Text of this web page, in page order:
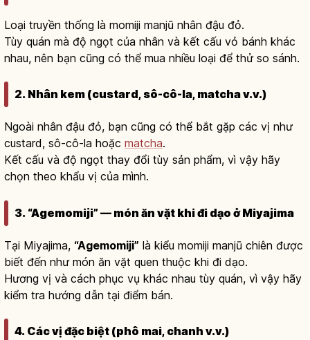
Loại truyền thống là momiji manjū nhân đậu đỏ.
Tùy quán mà độ ngọt của nhân và kết cấu vỏ bánh khác
nhau, nên bạn cũng có thể mua nhiều loại để thử so sánh.
2. Nhân kem (custard, sô-cô-la, matcha v.v.)
Ngoài nhân đậu đỏ, bạn cũng có thể bắt gặp các vị như
custard, sô-cô-la hoặc matcha.
Kết cấu và độ ngọt thay đổi tùy sản phẩm, vì vậy hãy
chọn theo khẩu vị của mình.
3. “Agemomiji” — món ăn vặt khi đi dạo ở Miyajima
Tại Miyajima, “Agemomiji” là kiểu momiji manjū chiên được
biết đến như món ăn vặt quen thuộc khi đi dạo.
Hương vị và cách phục vụ khác nhau tùy quán, vì vậy hãy
kiểm tra hướng dẫn tại điểm bán.
4. Các vị đặc biệt (phô mai, chanh v.v.)